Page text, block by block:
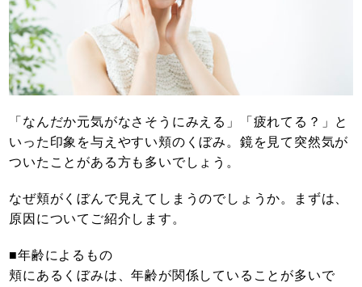
「なんだか元気がなさそうにみえる」「疲れてる？」と
いった印象を与えやすい頬のくぼみ。鏡を見て突然気が
ついたことがある方も多いでしょう。
なぜ頬がくぼんで見えてしまうのでしょうか。まずは、
原因についてご紹介します。
■年齢によるもの
頬にあるくぼみは、年齢が関係していることが多いで